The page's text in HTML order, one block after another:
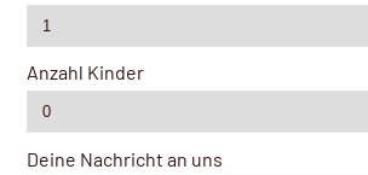
Anzahl Kinder
Deine Nachricht an uns